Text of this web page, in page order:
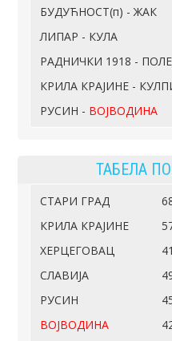
БУДУЋНОСТ(п) - ЖАК
ЛИПАР - КУЛА
РАДНИЧКИ 1918 -
КРИЛА КРАЈИНЕ -
РУСИН - ВОЈВОДИНА
ТАБЕЛА
СТАРИ ГРАД
КРИЛА КРАЈИНЕ
ХЕРЦЕГОВАЦ
41
СЛАВИЈА
РУСИН
ВОЈВОДИНА